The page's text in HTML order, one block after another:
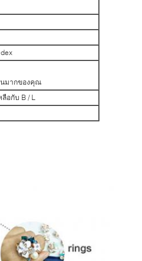
นมากของคุณ
ลือกับ B / L